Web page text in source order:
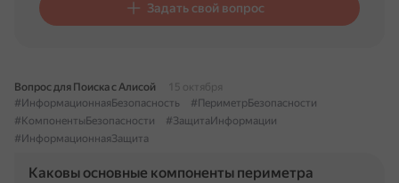
Задать свой вопрос
Вопрос для Поиска с Алисой
15 октября
#ИнформационнаяБезопасность
#ПериметрБезопасности
#КомпонентыБезопасности
#ЗащитаИнформации
#ИнформационнаяЗащита
Каковы основные компоненты периметра